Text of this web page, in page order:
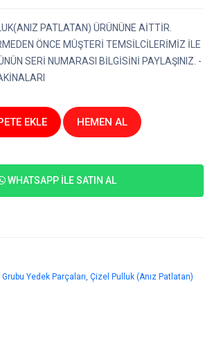
PATLATAN) ÜRÜNÜNE AİTTİR.
ÖNCE MÜŞTERİ TEMSİLCİLERİMİZ İLE
SERİ NUMARASI BİLGİSİNİ PAYLAŞINIZ. -
EKLE HEMEN AL
WHATSAPP İLE SATIN AL
Yedek Parçaları, Çizel Pulluk (Anız Patlatan)